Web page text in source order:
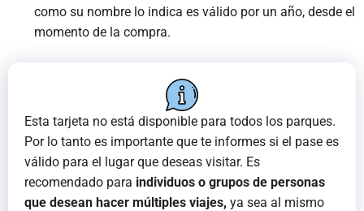
como su nombre lo indica es válido por un año, desde el
momento de la compra.
Esta tarjeta no está disponible para todos los parques.
Por lo tanto es importante que te informes si el pase es
válido para el lugar que deseas visitar. Es
recomendado para individuos o grupos de personas
que desean hacer múltiples viajes, ya sea al mismo